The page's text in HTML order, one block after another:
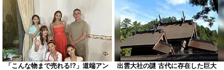
「こんな物まで売れる!?」道端アン
出雲大社の謎 古代に存在した巨大